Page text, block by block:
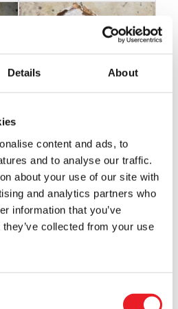
Details About
content and ads, to
and to analyse our traffic.
about your use of our site with
and analytics partners who
information that you’ve
collected from your use
Masque de nonne du Rosaire
RUPTURE DE STOCK
VOIR LE PRODUIT